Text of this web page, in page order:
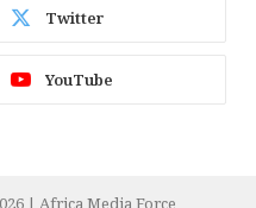
Twitter
YouTube
| Africa Media Force